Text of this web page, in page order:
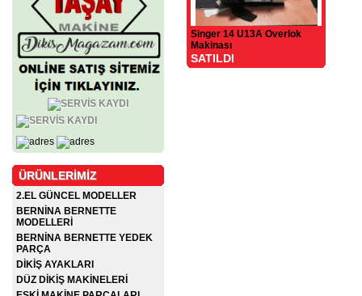
ÜRÜNLERİMİZ
2.EL GÜNCEL MODELLER
BERNİNA BERNETTE
MODELLERİ
BERNİNA BERNETTE YEDEK
PARÇA
DİKİŞ AYAKLARI
DÜZ DİKİŞ MAKİNELERİ
Singer 14 U13A Overlok
Makinası
SATILDI